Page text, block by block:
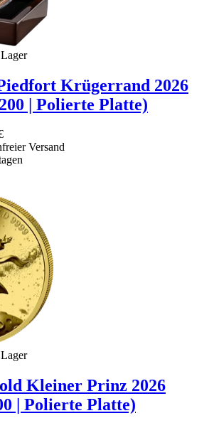
Krügerrand 2026
| Polierte Platte)
Versand
Kleiner Prinz 2026
| Polierte Platte)